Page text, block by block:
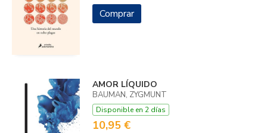
Comprar
AMOR LÍQUIDO
BAUMAN, ZYGMUNT
Disponible en 2 días
10,95 €